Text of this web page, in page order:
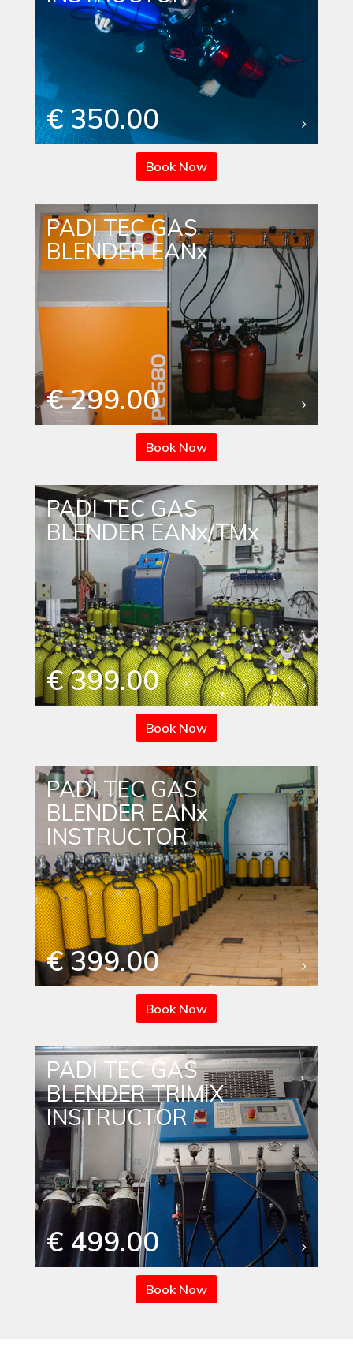
€ 350.00
Book Now
PADI TEC GAS
BLENDER EANx
€ 299.00
Book Now
PADI TEC GAS
BLENDER EANx/TMx
€ 399.00
Book Now
PADI TEC GAS
BLENDER EANx
INSTRUCTOR
€ 399.00
Book Now
PADI TEC GAS
BLENDER TRIMIX
INSTRUCTOR
€ 499.00
Book Now